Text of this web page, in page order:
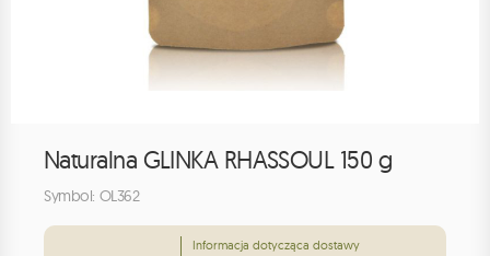
Naturalna GLINKA RHASSOUL 150 g
Symbol: OL362
Informacja dotycząca dostawy